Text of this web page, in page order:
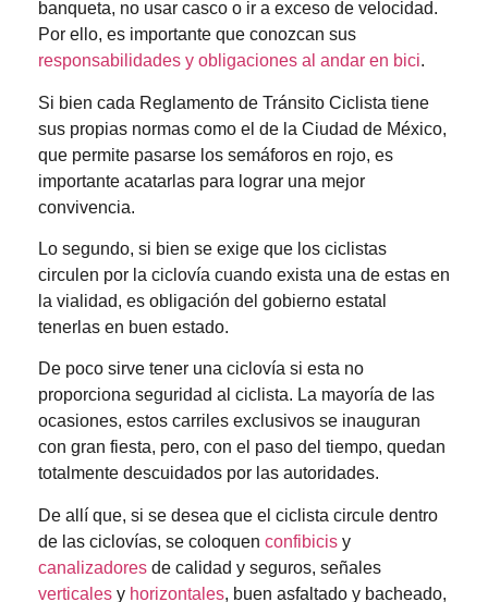
banqueta, no usar casco o ir a exceso de velocidad.
Por ello, es importante que conozcan sus
responsabilidades y obligaciones al andar en bici.
Si bien cada Reglamento de Tránsito Ciclista tiene
sus propias normas como el de la Ciudad de México,
que permite pasarse los semáforos en rojo, es
importante acatarlas para lograr una mejor
convivencia.
Lo segundo, si bien se exige que los ciclistas
circulen por la ciclovía cuando exista una de estas en
la vialidad, es obligación del gobierno estatal
tenerlas en buen estado.
De poco sirve tener una ciclovía si esta no
proporciona seguridad al ciclista. La mayoría de las
ocasiones, estos carriles exclusivos se inauguran
con gran fiesta, pero, con el paso del tiempo, quedan
totalmente descuidados por las autoridades.
De allí que, si se desea que el ciclista circule dentro
de las ciclovías, se coloquen confibicis y
canalizadores de calidad y seguros, señales
verticales y horizontales, buen asfaltado y bacheado,